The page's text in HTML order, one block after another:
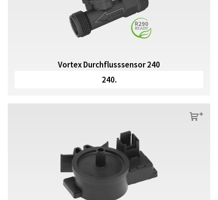
Vortex Durchflusssensor 240
240.
s